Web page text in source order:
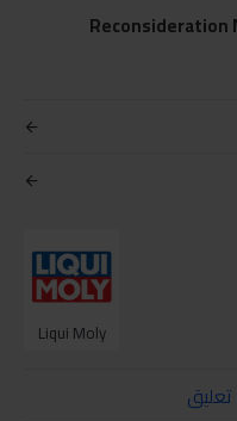
Reconsideration
Liqui Moly
تعليق